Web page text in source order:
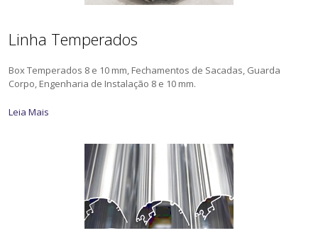
Linha Temperados
Box Temperados 8 e 10 mm, Fechamentos de Sacadas, Guarda
Corpo, Engenharia de Instalação 8 e 10 mm.
Leia Mais